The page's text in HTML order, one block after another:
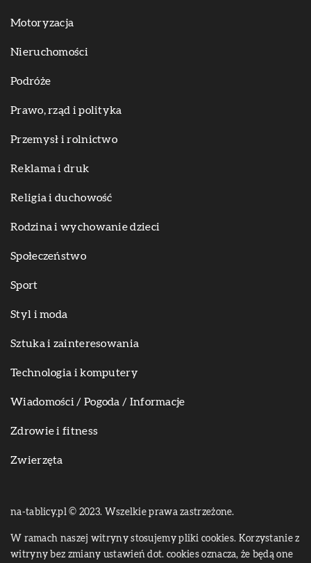
Motoryzacja
Nieruchomości
Podróże
Prawo, rząd i polityka
Przemysł i rolnictwo
Reklama i druk
Religia i duchowość
Rodzina i wychowanie dzieci
Społeczeństwo
Sport
Styl i moda
Sztuka i zainteresowania
Technologia i komputery
Wiadomości / Pogoda / Informacje
Zdrowie i fitness
Zwierzęta
na-tablicy.pl © 2023. Wszelkie prawa zastrzeżone.
W ramach naszej witryny stosujemy pliki cookies. Korzystanie z
witryny bez zmiany ustawień dot. cookies oznacza, że będą one